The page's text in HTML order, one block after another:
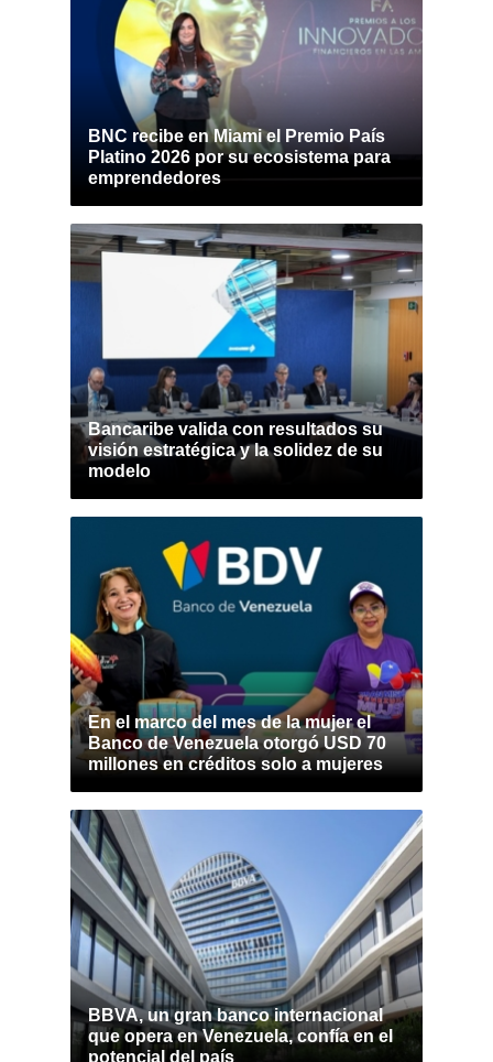
BNC recibe en Miami el Premio País
Platino 2026 por su ecosistema para
emprendedores
Bancaribe valida con resultados su
visión estratégica y la solidez de su
modelo
En el marco del mes de la mujer el
Banco de Venezuela otorgó USD 70
millones en créditos solo a mujeres
BBVA, un gran banco internacional
que opera en Venezuela, confía en el
potencial del país